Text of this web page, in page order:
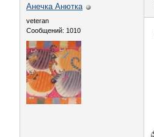
Анечка Анютка
veteran
Сообщений: 1010